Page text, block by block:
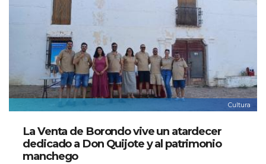
Cultura
La Venta de Borondo vive un atardecer
dedicado a Don Quijote y al patrimonio
manchego